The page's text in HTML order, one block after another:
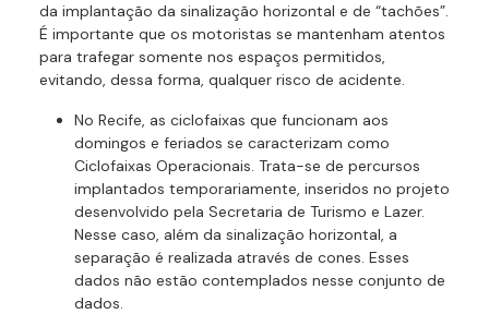
da implantação da sinalização horizontal e de “tachões”.
É importante que os motoristas se mantenham atentos
para trafegar somente nos espaços permitidos,
evitando, dessa forma, qualquer risco de acidente.
No Recife, as ciclofaixas que funcionam aos
domingos e feriados se caracterizam como
Ciclofaixas Operacionais. Trata-se de percursos
implantados temporariamente, inseridos no projeto
desenvolvido pela Secretaria de Turismo e Lazer.
Nesse caso, além da sinalização horizontal, a
separação é realizada através de cones. Esses
dados não estão contemplados nesse conjunto de
dados.